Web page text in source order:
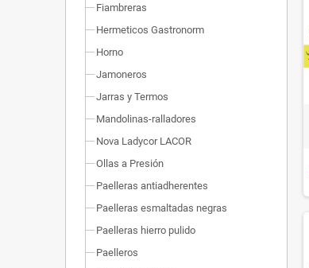
Fiambreras
Hermeticos Gastronorm
Horno
Jamoneros
Jarras y Termos
Mandolinas-ralladores
Nova Ladycor LACOR
Ollas a Presión
Paelleras antiadherentes
Paelleras esmaltadas negras
Paelleras hierro pulido
Paelleros